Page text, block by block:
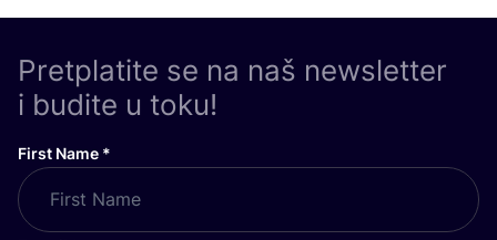
Pretplatite se na naš newsletter
i budite u toku!
First Name *